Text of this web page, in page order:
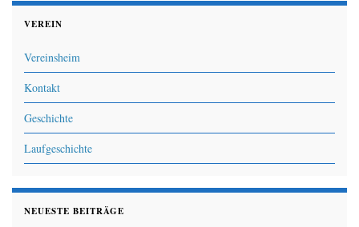
VEREIN
Vereinsheim
Kontakt
Geschichte
Laufgeschichte
NEUESTE BEITRÄGE